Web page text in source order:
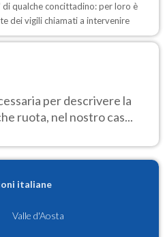
qualche concittadino: per loro è
dei vigili chiamati a intervenire
per descrivere la
ruota, nel nostro cas...
italiane
Valle d'Aosta